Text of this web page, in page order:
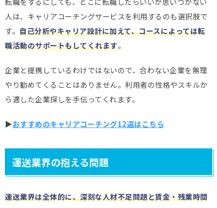
人は、キャリアコーチングサービスを利用するのも選択肢で
す。 自己分析やキャリア設計に加えて、コースによっては転
職活動のサポートもしてくれます。
企業と提携しているわけではないので、合わない企業を無理
やり勧めてくることはありません。利用者の性格やスキルか
ら適した企業探しを手伝ってくれます。
▶おすすめのキャリアコーチング12選はこちら
運送業界の抱える問題
運送業界は全体的に、深刻な人材不足問題と賃金・残業時間